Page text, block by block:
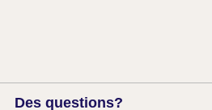
Des questions?